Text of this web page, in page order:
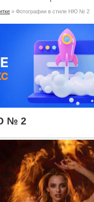
» Фотографии в стиле НЮ № 2
№ 2